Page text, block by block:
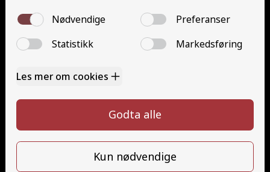
Grunnutdanning Person (YDP – YSK)
YSK Gods etterutdanning (EYDG)
YSK Person etterutdanning (EYDP)
Kontakt
Priser
Elevside
328 24 340
post@tungbilskolen.no
Følg oss